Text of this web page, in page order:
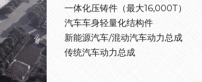
一体化压铸件（最大16,000T）
汽车车身轻量化结构件
新能源汽车/混动汽车动力总成
传统汽车动力总成